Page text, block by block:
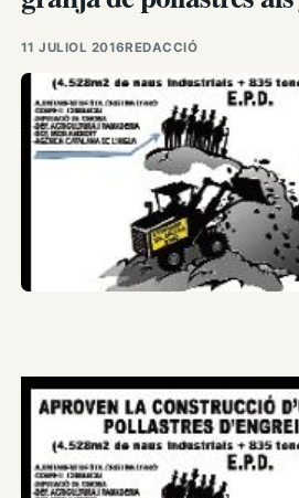
11 JULIOL 2016REDACCIÓ